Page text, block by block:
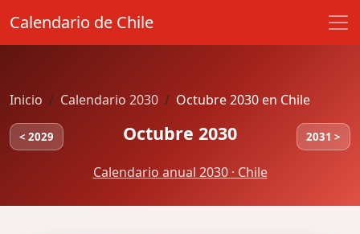
Calendario de Chile
Inicio Calendario 2030 Octubre 2030 en Chile
< 2029 Octubre 2030 2031 >
Calendario anual 2030 · Chile